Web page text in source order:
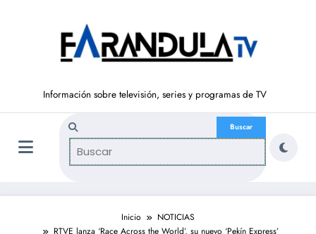
Información sobre televisión, series y programas de TV
Inicio
NOTICIAS
RTVE lanza ‘Race Across the World’, su nuevo ‘Pekín Express’